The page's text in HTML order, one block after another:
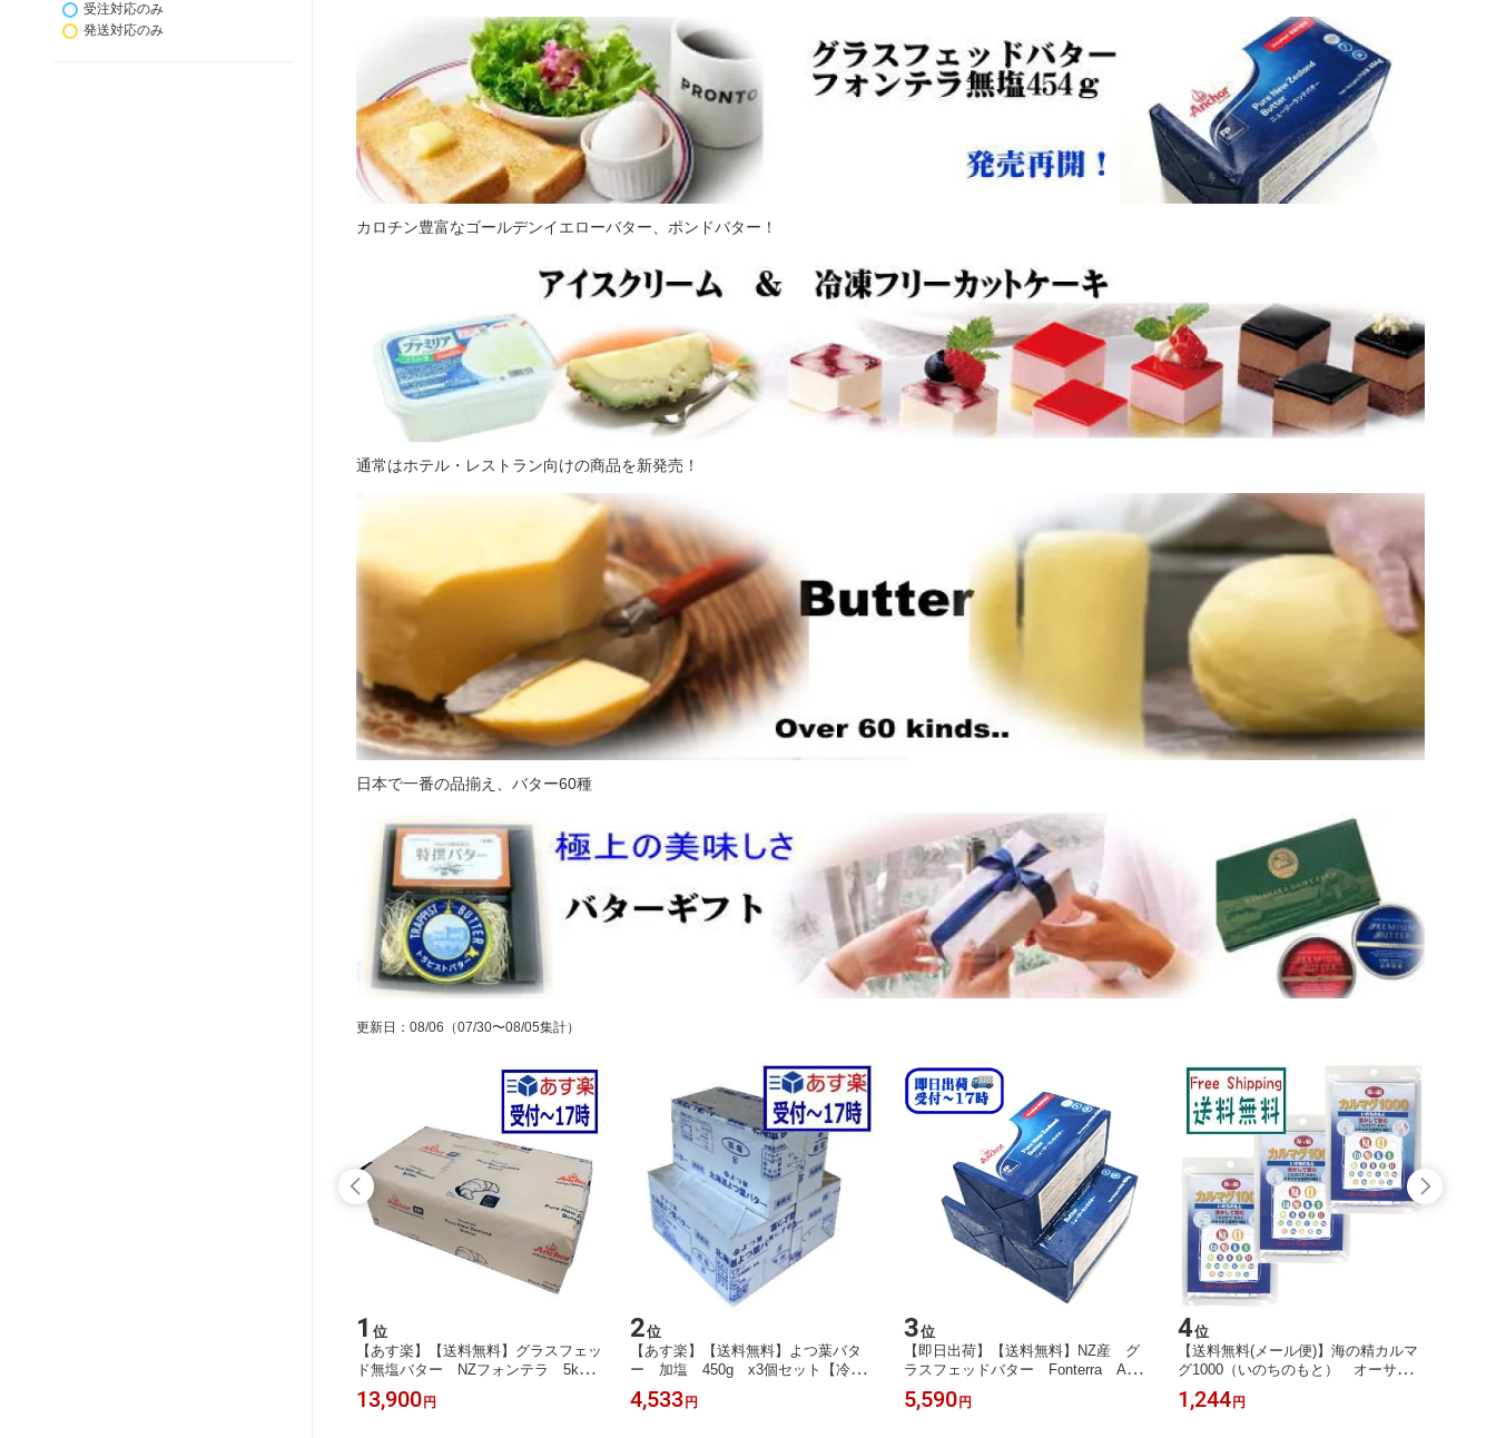
受注対応のみ
発送対応のみ
カロチン豊富なゴールデンイエローバター、ポンドバター！
通常はホテル・レストラン向けの商品を新発売！
日本で一番の品揃え、バター60種
更新日 ： 08/06 （07/30〜08/05集計）
1 位
【あす楽】【送料無料】グラスフェッ
ド無塩バター NZフォンテラ 5kg
【冷凍】 ＊北海道・中国・四国・九
州・沖縄・離島は加算があります。
13,900 円
2位
【あす楽】【送料無料】よつ葉バタ
ー 加塩 450g x3個セット【冷
蔵】
4,533 円
3位
【即日出荷】【送料無料】NZ産 グ
ラスフェッドバター Fonterra Anch
or 食塩不使用 454gx3 【冷凍】
5,590 円
4位
【送料無料(メール便)】海の精カルマ
グ1000（いのちのもと） オーサワ
ジャパン 10g(1g×10包) x3個セット
1,244 円